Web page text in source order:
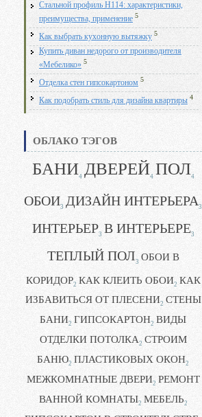
Стальной профиль Н114: характеристики,
преимущества, применение 5
Как выбрать кухонную вытяжку 5
Купить диван недорого от производителя
«Мебелико» 5
Отделка стен гипсокартоном 5
Как подобрать стиль для дизайна квартиры 4
ОБЛАКО ТЭГОВ
БАНИ4 ДВЕРЕЙ4 ПОЛ4
ОБОИ3 ДИЗАЙН ИНТЕРЬЕРА3
ИНТЕРЬЕР3 В ИНТЕРЬЕРЕ3
ТЕПЛЫЙ ПОЛ3 ОБОИ В
КОРИДОР2 КАК КЛЕИТЬ ОБОИ2 КАК
ИЗБАВИТЬСЯ ОТ ПЛЕСЕНИ2 СТЕНЫ
БАНИ2 ГИПСОКАРТОН2 ВИДЫ
ОТДЕЛКИ ПОТОЛКА2 СТРОИМ
БАНЮ2 ПЛАСТИКОВЫХ ОКОН2
МЕЖКОМНАТНЫЕ ДВЕРИ2 РЕМОНТ
ВАННОЙ КОМНАТЫ2 МЕБЕЛЬ2